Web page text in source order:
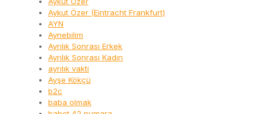
Aykut Özer (Eintracht Frankfurt)
AYN
Aynebilim
Ayrılık Sonrası Erkek
Ayrılık Sonrası Kadın
ayrılık vakti
Ayşe Kökçü
b2c
baba olmak